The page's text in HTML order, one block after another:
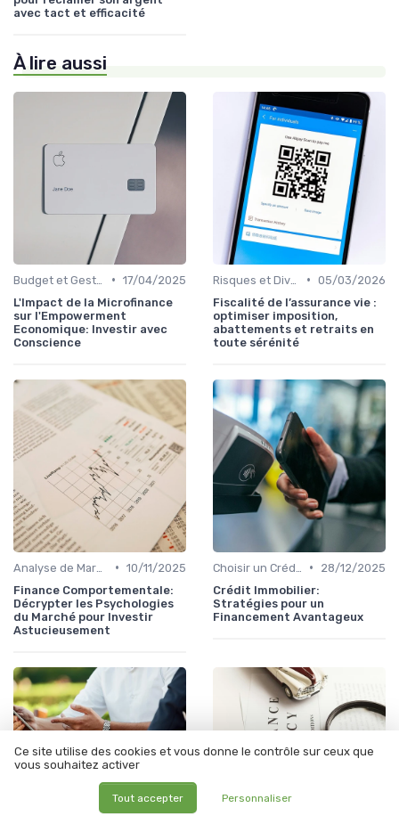
avec tact et efficacité
À lire aussi
• 17/04/2025
L'Impact de la Microfinance
sur l'Empowerment
Economique: Investir avec
Conscience
• 05/03/2026
Fiscalité de l’assurance vie :
optimiser imposition,
abattements et retraits en
toute sérénité
• 10/11/2025
Finance Comportementale:
Décrypter les Psychologies
du Marché pour Investir
Astucieusement
•
28/12/2025
Crédit Immobilier:
Stratégies pour un
Financement Avantageux
Ce site utilise des cookies et vous donne le contrôle sur ceux que
vous souhaitez activer
Tout accepter Personnaliser